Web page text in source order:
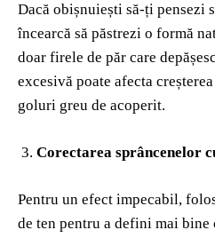
Dacă obișnuiești să-ți pensezi
încearcă să păstrezi o formă
doar firele de păr care
excesivă poate afecta
goluri greu de acoperit.
Corectarea sprâncenelor
Pentru un efect impecabil,
de ten pentru a defini mai